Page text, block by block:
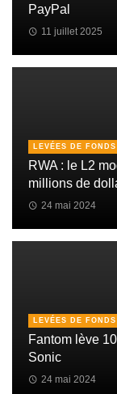
PayPal
11 juillet 2025
LEVÉES DE
RWA : le L2
millions de
24 mai 2024
LEVÉES DE
Fantom lève
Sonic
24 mai 2024